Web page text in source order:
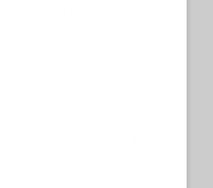
Trump
a questo punto molto
che ha
quelle poche idee